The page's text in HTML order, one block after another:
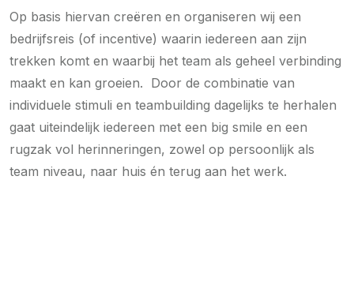
Op basis hiervan creëren en organiseren wij een
bedrijfsreis (of incentive) waarin iedereen aan zijn
trekken komt en waarbij het team als geheel verbinding
maakt en kan groeien. Door de combinatie van
individuele stimuli en teambuilding dagelijks te herhalen
gaat uiteindelijk iedereen met een big smile en een
rugzak vol herinneringen, zowel op persoonlijk als
team niveau, naar huis én terug aan het werk.